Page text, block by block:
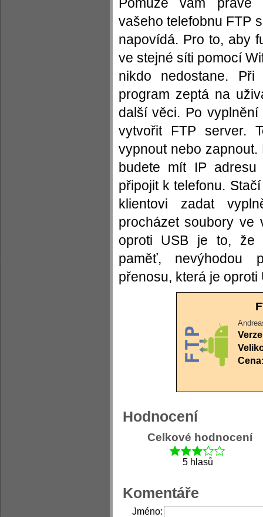
vašeho telefobnu FTP
napovídá. Pro to, aby
ve stejné síti pomocí
nikdo nedostane.
program zeptá na
další věci. Po
vytvořit FTP server.
vypnout nebo
budete mít IP
připojit k telefonu.
klientovi zadat
procházet soubory ve
oproti USB je to, že
paměť, nevýhodou
přenosu, která je oproti
Hodnocení
Celkové hodnocení
5 hlasů
Komentáře
Jméno: